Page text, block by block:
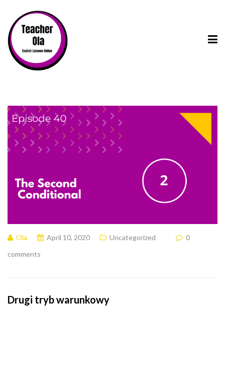
Ola April 10, 2020 Uncategorized
0
comments
Drugi tryb warunkowy